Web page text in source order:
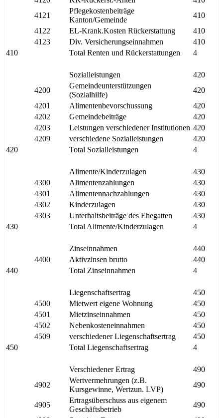
4121
Pflegekostenbeiträge
Kanton/Gemeinde
410
4122
EL-Krank.Kosten Rückerstattung
410
4123
Div. Versicherungseinnahmen
410
410
Total Renten und Rückerstattungen 4
Sozialleistungen
420
4200
Gemeindeunterstützungen
(Sozialhilfe)
420
4201
Alimentenbevorschussung
420
4202
Gemeindebeiträge
420
4203
Leistungen verschiedener Institutionen 420
4209
verschiedene Sozialleistungen
420
420
Total Sozialleistungen 4
Alimente/Kinderzulagen
430
4300
Alimentenzahlungen
430
4301
Alimentennachzahlungen
430
4302
Kinderzulagen
430
4303
Unterhaltsbeiträge des Ehegatten
430
430
Total Alimente/Kinderzulagen 4
Zinseinnahmen
440
4400
Aktivzinsen brutto
440
440
Total Zinseinnahmen 4
Liegenschaftsertrag
450
4500
Mietwert eigene Wohnung
450
4501
Mietzinseinnahmen
450
4502
Nebenkosteneinnahmen
450
4509
verschiedener Liegenschaftsertrag
450
450
Total Liegenschaftsertrag 4
Verschiedener Ertrag
490
4902
Wertvermehrungen (z.B.
Kursgewinne, Wertzun. LVP)
490
4905
Ertragsüberschuss aus eigenem
Geschäftsbetrieb
490